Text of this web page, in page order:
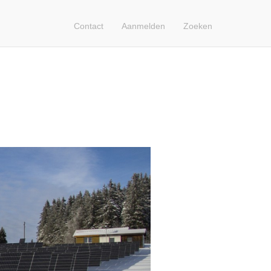
Contact Aanmelden Zoeken
Login
Français
Nederlands